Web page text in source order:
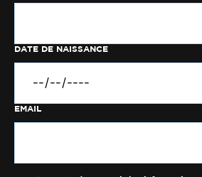
DATE DE NAISSANCE
EMAIL